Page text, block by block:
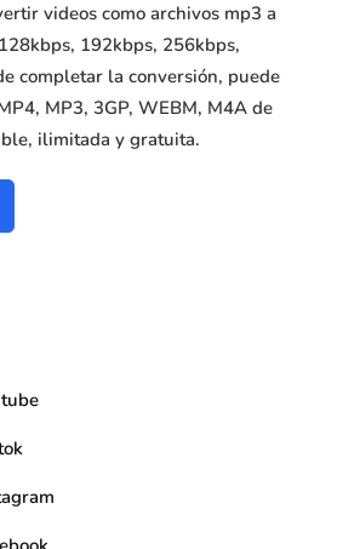
videos como archivos mp3 a
192kbps, 256kbps,
completar la conversión, puede
MP3, 3GP, WEBM, M4A de
ilimitada y gratuita.